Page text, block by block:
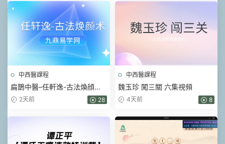
中西醫課程
扁鵲中醫–任軒逸-古法煥顔術
(線上課) 視頻33集
2天前 28
中西醫課程
魏玉珍 闖三關 六集視頻
4天前 8